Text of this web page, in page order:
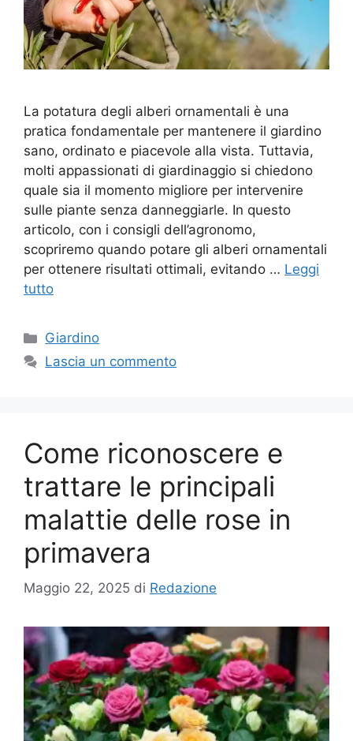
La potatura degli alberi ornamentali è una
pratica fondamentale per mantenere il giardino
sano, ordinato e piacevole alla vista. Tuttavia,
molti appassionati di giardinaggio si chiedono
quale sia il momento migliore per intervenire
sulle piante senza danneggiarle. In questo
articolo, con i consigli dell’agronomo,
scopriremo quando potare gli alberi ornamentali
per ottenere risultati ottimali, evitando … Leggi
tutto
Categorie
Giardino
Lascia un commento
Come riconoscere e
trattare le principali
malattie delle rose in
primavera
Maggio 22, 2025 di Redazione